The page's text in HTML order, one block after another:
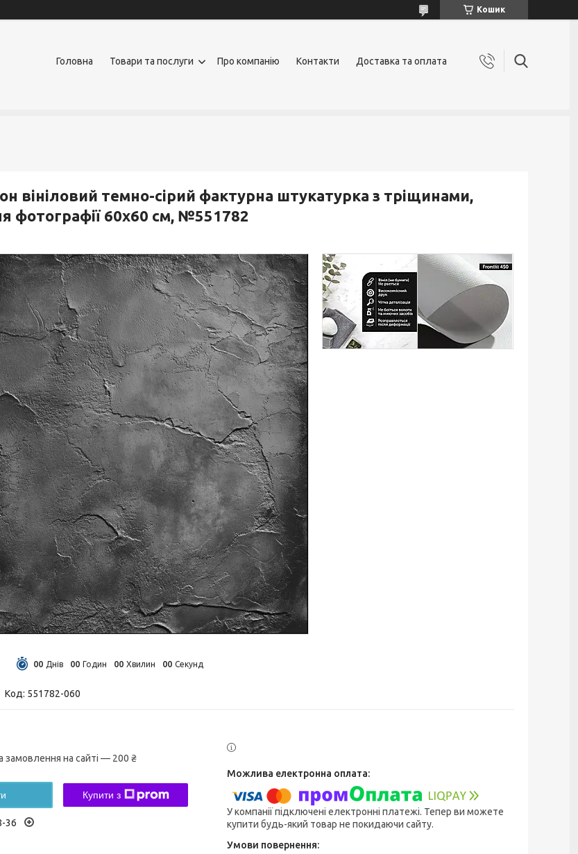
Кошик
Головна Товари та послуги Про компанію Контакти Доставка та оплата
вініловий темно-сірий фактурна штукатурка з тріщинами,
фотографії 60x60 см, №551782
00 Днів 00 Годин 00 Хвилин 00 Секунд
Код: 551782-060
замовлення на сайті — 200 ₴
Купити з
36
У компанії підключені електронні платежі. Тепер ви можете
купити будь-який товар не покидаючи сайту.